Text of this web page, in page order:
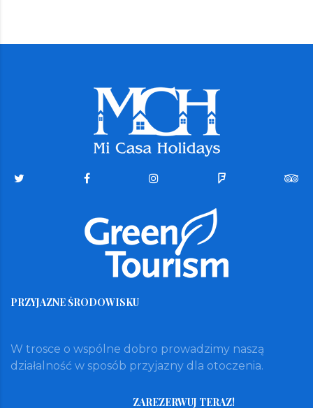
PRZYJAZNE ŚRODOWISKU
W trosce o wspólne dobro prowadzimy naszą
działalność w sposób przyjazny dla otoczenia.
ZAREZERWUJ TERAZ!